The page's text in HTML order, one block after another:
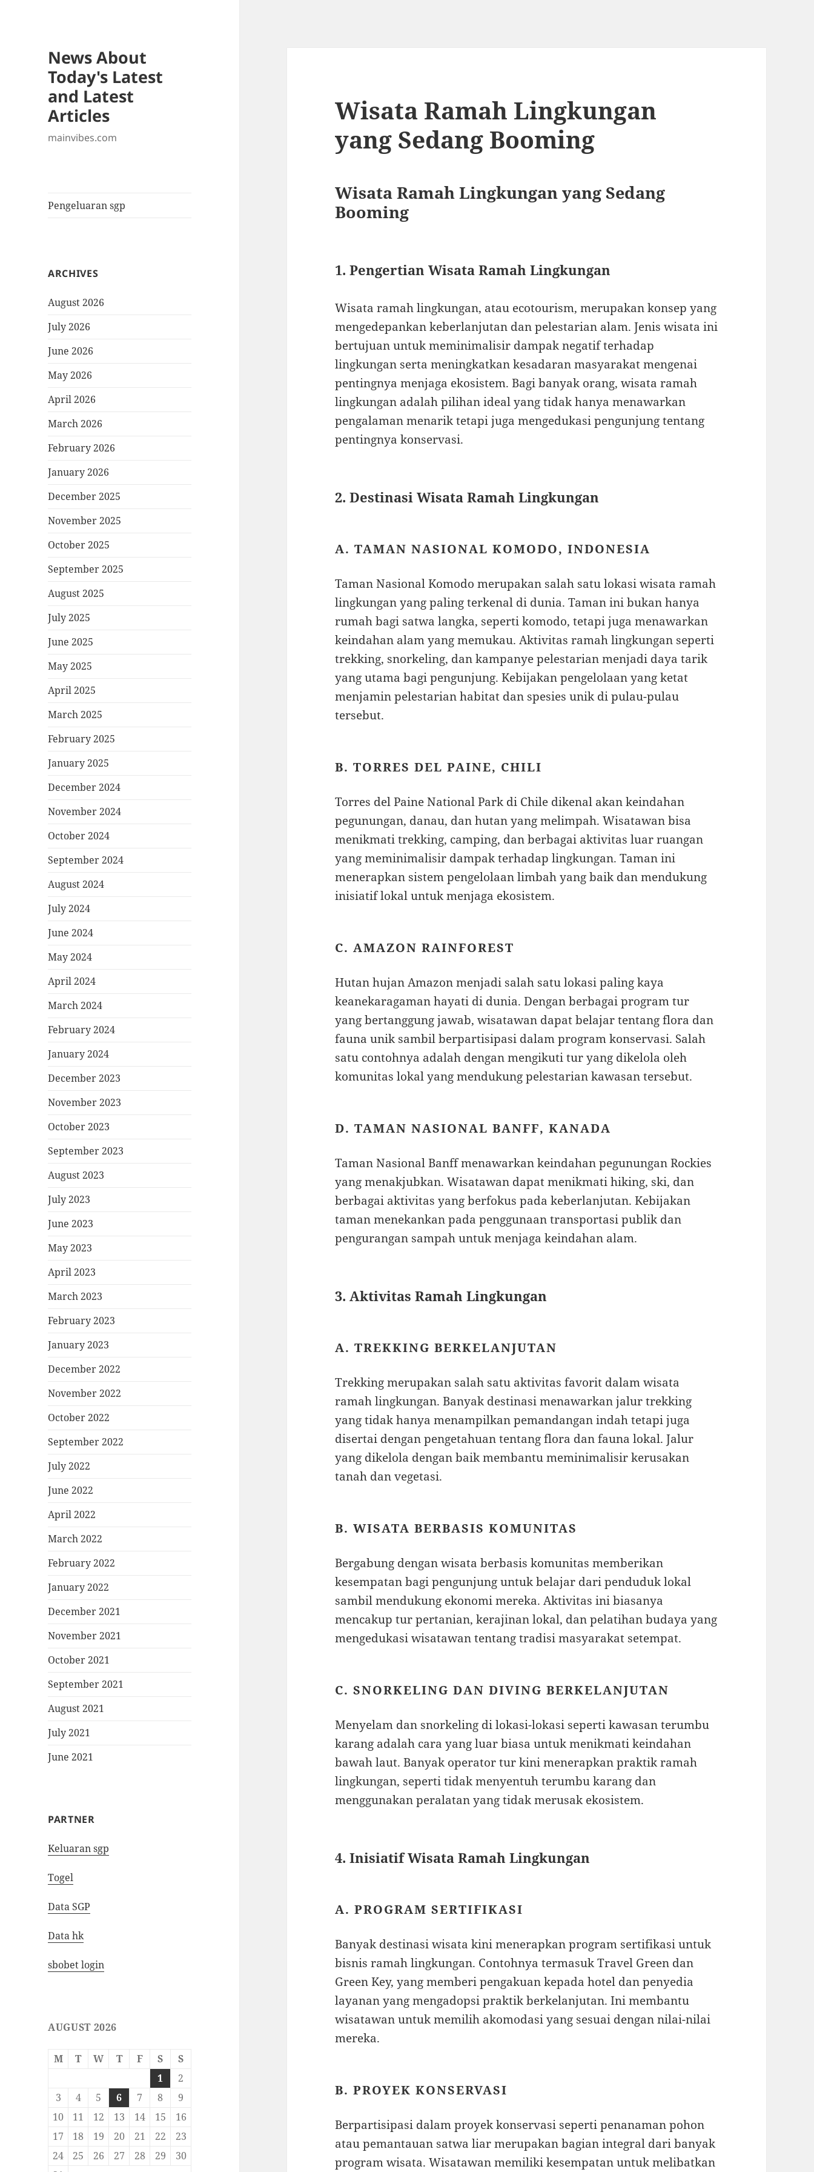
News About
Today's Latest
and Latest
Articles
mainvibes.com
Pengeluaran sgp
ARCHIVES
August 2026
July 2026
June 2026
May 2026
April 2026
March 2026
February 2026
January 2026
December 2025
November 2025
October 2025
September 2025
August 2025
July 2025
June 2025
May 2025
April 2025
March 2025
February 2025
January 2025
December 2024
November 2024
October 2024
September 2024
August 2024
July 2024
June 2024
May 2024
April 2024
March 2024
February 2024
January 2024
December 2023
November 2023
October 2023
September 2023
August 2023
July 2023
June 2023
May 2023
April 2023
March 2023
February 2023
January 2023
December 2022
November 2022
October 2022
September 2022
July 2022
June 2022
April 2022
March 2022
February 2022
January 2022
December 2021
November 2021
October 2021
September 2021
August 2021
July 2021
June 2021
PARTNER
Keluaran sgp
Togel
Data SGP
Data hk
sbobet login
AUGUST 2026
M T W T F S
S
1
2
3
4 5 6 7 8
9
10
11 12 13 14 15
16
17
18 19 20 21 22
23
24
25 26 27 28 29
30
Wisata Ramah Lingkungan
yang Sedang Booming
Wisata Ramah Lingkungan yang Sedang
Booming
1. Pengertian Wisata Ramah Lingkungan
Wisata ramah lingkungan, atau ecotourism, merupakan konsep yang
mengedepankan keberlanjutan dan pelestarian alam. Jenis wisata ini
bertujuan untuk meminimalisir dampak negatif terhadap
lingkungan serta meningkatkan kesadaran masyarakat mengenai
pentingnya menjaga ekosistem. Bagi banyak orang, wisata ramah
lingkungan adalah pilihan ideal yang tidak hanya menawarkan
pengalaman menarik tetapi juga mengedukasi pengunjung tentang
pentingnya konservasi.
2. Destinasi Wisata Ramah Lingkungan
A. TAMAN NASIONAL KOMODO, INDONESIA
Taman Nasional Komodo merupakan salah satu lokasi wisata ramah
lingkungan yang paling terkenal di dunia. Taman ini bukan hanya
rumah bagi satwa langka, seperti komodo, tetapi juga menawarkan
keindahan alam yang memukau. Aktivitas ramah lingkungan seperti
trekking, snorkeling, dan kampanye pelestarian menjadi daya tarik
yang utama bagi pengunjung. Kebijakan pengelolaan yang ketat
menjamin pelestarian habitat dan spesies unik di pulau-pulau
tersebut.
B. TORRES DEL PAINE, CHILI
Torres del Paine National Park di Chile dikenal akan keindahan
pegunungan, danau, dan hutan yang melimpah. Wisatawan bisa
menikmati trekking, camping, dan berbagai aktivitas luar ruangan
yang meminimalisir dampak terhadap lingkungan. Taman ini
menerapkan sistem pengelolaan limbah yang baik dan mendukung
inisiatif lokal untuk menjaga ekosistem.
C. AMAZON RAINFOREST
Hutan hujan Amazon menjadi salah satu lokasi paling kaya
keanekaragaman hayati di dunia. Dengan berbagai program tur
yang bertanggung jawab, wisatawan dapat belajar tentang flora dan
fauna unik sambil berpartisipasi dalam program konservasi. Salah
satu contohnya adalah dengan mengikuti tur yang dikelola oleh
komunitas lokal yang mendukung pelestarian kawasan tersebut.
D. TAMAN NASIONAL BANFF, KANADA
Taman Nasional Banff menawarkan keindahan pegunungan Rockies
yang menakjubkan. Wisatawan dapat menikmati hiking, ski, dan
berbagai aktivitas yang berfokus pada keberlanjutan. Kebijakan
taman menekankan pada penggunaan transportasi publik dan
pengurangan sampah untuk menjaga keindahan alam.
3. Aktivitas Ramah Lingkungan
A. TREKKING BERKELANJUTAN
Trekking merupakan salah satu aktivitas favorit dalam wisata
ramah lingkungan. Banyak destinasi menawarkan jalur trekking
yang tidak hanya menampilkan pemandangan indah tetapi juga
disertai dengan pengetahuan tentang flora dan fauna lokal. Jalur
yang dikelola dengan baik membantu meminimalisir kerusakan
tanah dan vegetasi.
B. WISATA BERBASIS KOMUNITAS
Bergabung dengan wisata berbasis komunitas memberikan
kesempatan bagi pengunjung untuk belajar dari penduduk lokal
sambil mendukung ekonomi mereka. Aktivitas ini biasanya
mencakup tur pertanian, kerajinan lokal, dan pelatihan budaya yang
mengedukasi wisatawan tentang tradisi masyarakat setempat.
C. SNORKELING DAN DIVING BERKELANJUTAN
Menyelam dan snorkeling di lokasi-lokasi seperti kawasan terumbu
karang adalah cara yang luar biasa untuk menikmati keindahan
bawah laut. Banyak operator tur kini menerapkan praktik ramah
lingkungan, seperti tidak menyentuh terumbu karang dan
menggunakan peralatan yang tidak merusak ekosistem.
4. Inisiatif Wisata Ramah Lingkungan
A. PROGRAM SERTIFIKASI
Banyak destinasi wisata kini menerapkan program sertifikasi untuk
bisnis ramah lingkungan. Contohnya termasuk Travel Green dan
Green Key, yang memberi pengakuan kepada hotel dan penyedia
layanan yang mengadopsi praktik berkelanjutan. Ini membantu
wisatawan untuk memilih akomodasi yang sesuai dengan nilai-nilai
mereka.
B. PROYEK KONSERVASI
Berpartisipasi dalam proyek konservasi seperti penanaman pohon
atau pemantauan satwa liar merupakan bagian integral dari banyak
program wisata. Wisatawan memiliki kesempatan untuk melibatkan